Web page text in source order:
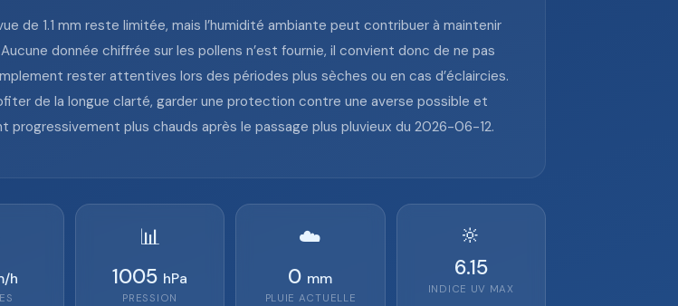
de 1.1 mm reste limitée, mais l’humidité ambiante peut contribuer à maintenir
donnée chiffrée sur les pollens n’est fournie, il convient donc de ne pas
rester attentives lors des périodes plus sèches ou en cas d’éclaircies.
de la longue clarté, garder une protection contre une averse possible et
progressivement plus chauds après le passage plus pluvieux du 2026-06-12.
h
📊
1005 hPa
PRESSION
☁️
0 mm
PLUIE ACTUELLE
🔆
6.15
INDICE UV MAX